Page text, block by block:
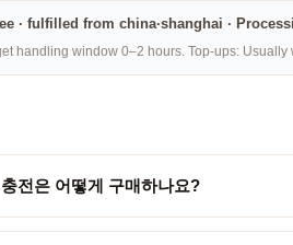
· fulfilled from china·shanghai ·
handling window 0–2 hours. Top-ups:
전은 어떻게 구매하나요?